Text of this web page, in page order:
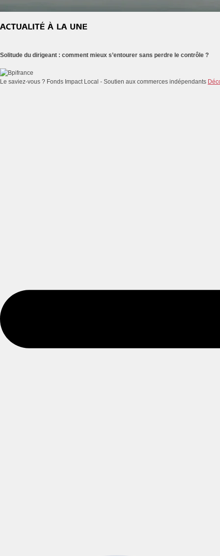
Solitude du dirigeant : comment mieux s’entourer sans perdre le contrôle ?
Le saviez-vous ? Fonds Impact Local - Soutien aux commerces indépendants